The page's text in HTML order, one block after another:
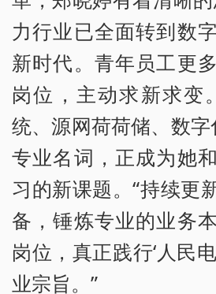
力行业已全面转到数
新时代。青年员工更
岗位，主动求新求变
统、源网荷荷储、数
专业名词，正成为她
习的新课题。“持续更
备，锤炼专业的业务
岗位，真正践行‘人民
业宗旨。”